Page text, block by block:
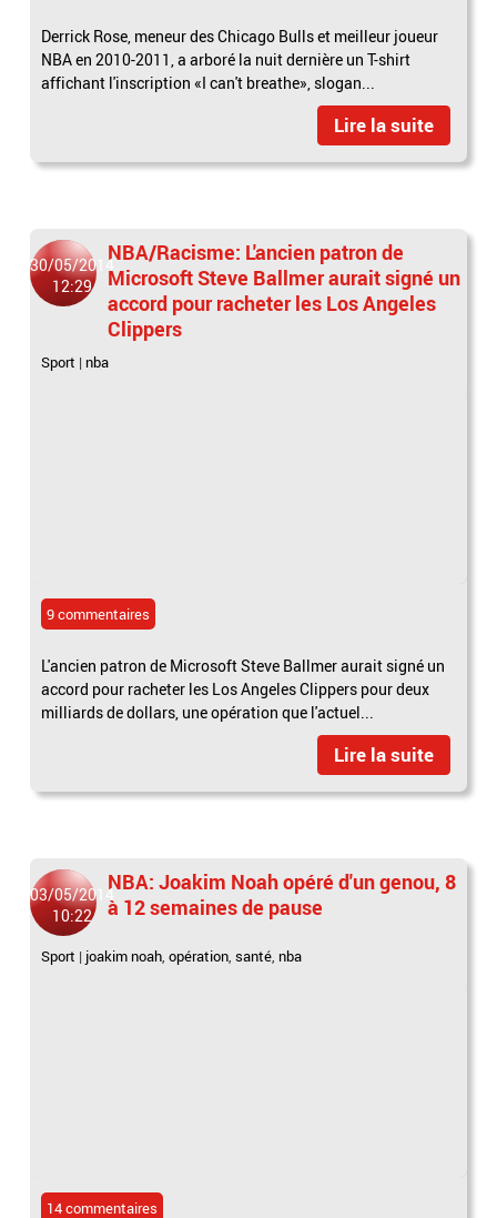
Derrick Rose, meneur des Chicago Bulls et meilleur joueur
NBA en 2010-2011, a arboré la nuit dernière un T-shirt
affichant l'inscription «I can't breathe», slogan...
Lire la suite
30/05/2014
12:29
NBA/Racisme: L'ancien patron de
Microsoft Steve Ballmer aurait signé un
accord pour racheter les Los Angeles
Clippers
Sport | nba
9 commentaires
L'ancien patron de Microsoft Steve Ballmer aurait signé un
accord pour racheter les Los Angeles Clippers pour deux
milliards de dollars, une opération que l'actuel...
Lire la suite
03/05/2014
10:22
NBA: Joakim Noah opéré d'un genou, 8
à 12 semaines de pause
Sport | joakim noah,opération,santé, nba
14 commentaires